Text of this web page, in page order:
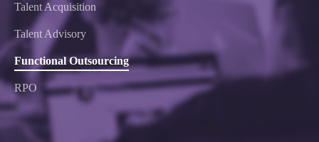
Talent Acquisition
Talent Advisory
Functional Outsourcing
RPO